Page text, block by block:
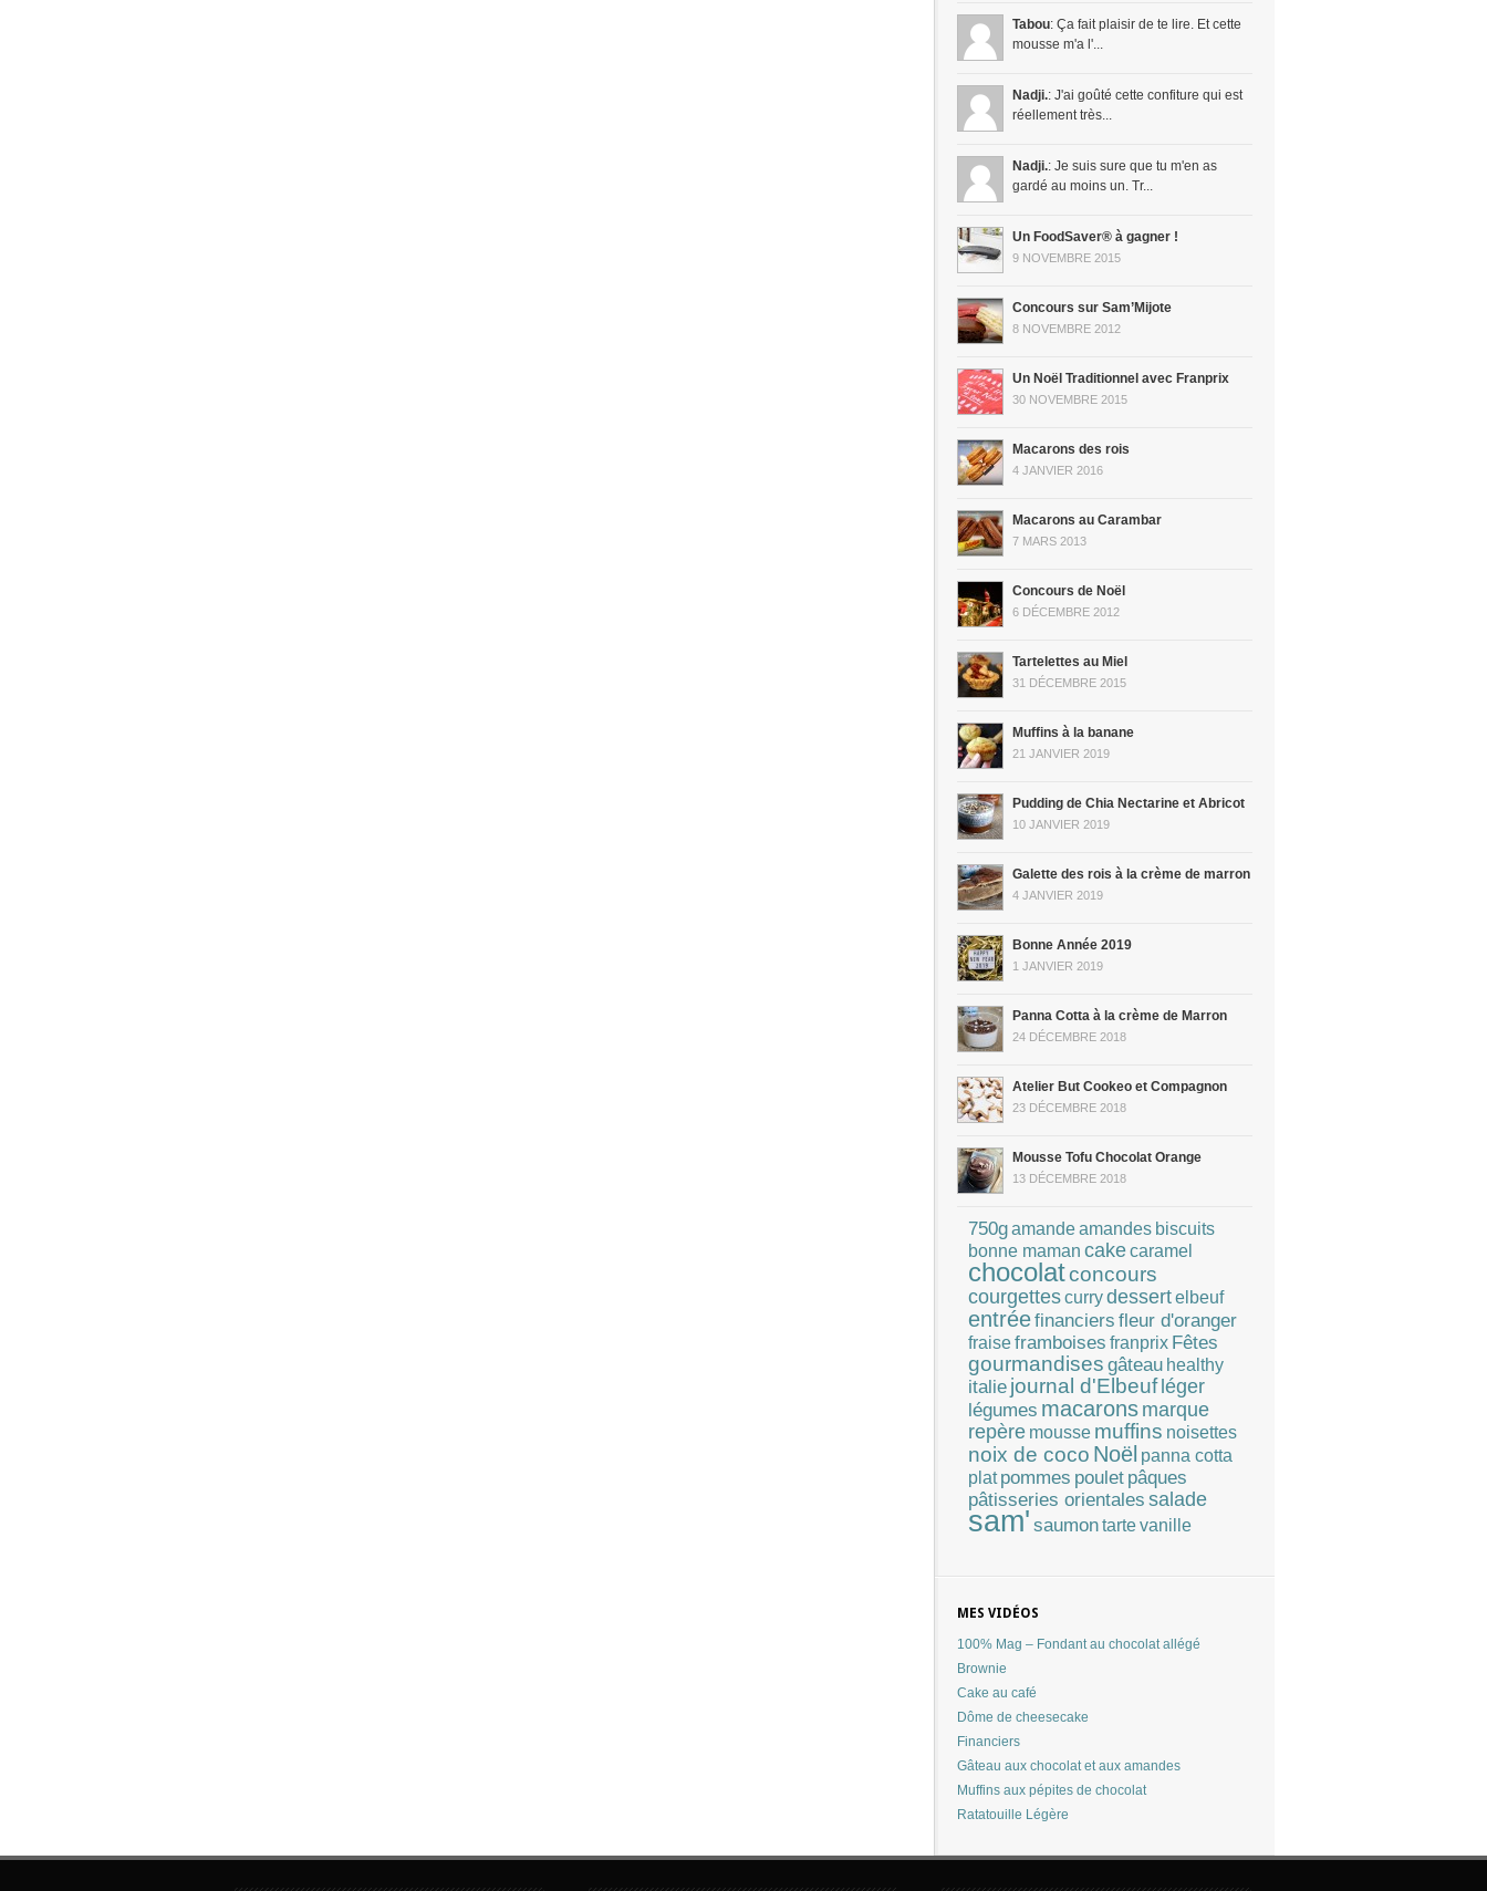
Tabou: Ça fait plaisir de te lire. Et cette
mousse m'a l'...
Nadji.: J'ai goûté cette confiture qui est
réellement très...
Nadji.: Je suis sure que tu m'en as
gardé au moins un. Tr...
Un FoodSaver® à gagner !
9 NOVEMBRE 2015
Concours sur Sam’Mijote
8 NOVEMBRE 2012
Un Noël Traditionnel avec Franprix
30 NOVEMBRE 2015
Macarons des rois
4 JANVIER 2016
Macarons au Carambar
7 MARS 2013
Concours de Noël
6 DÉCEMBRE 2012
Tartelettes au Miel
31 DÉCEMBRE 2015
Muffins à la banane
21 JANVIER 2019
Pudding de Chia Nectarine et Abricot
10 JANVIER 2019
Galette des rois à la crème de marron
4 JANVIER 2019
Bonne Année 2019
1 JANVIER 2019
Panna Cotta à la crème de Marron
24 DÉCEMBRE 2018
Atelier But Cookeo et Compagnon
23 DÉCEMBRE 2018
Mousse Tofu Chocolat Orange
13 DÉCEMBRE 2018
750gamandeamandes biscuits
bonne maman cakecaramel
chocolatconcours
courgettescurrydessertelbeuf
entréefinanciers fleur d'oranger
fraiseframboises franprix Fêtes
gourmandises gâteau healthy
italie journal d'Elbeuf léger
légumes macarons marque
repère mousse muffins noisettes
noix de coco Noël panna cotta
plat pommes poulet pâques
pâtisseries orientales salade
sam' saumontartevanille
MES VIDÉOS
100% Mag – Fondant au chocolat allégé
Brownie
Cake au café
Dôme de cheesecake
Financiers
Gâteau aux chocolat et aux amandes
Muffins aux pépites de chocolat
Ratatouille Légère